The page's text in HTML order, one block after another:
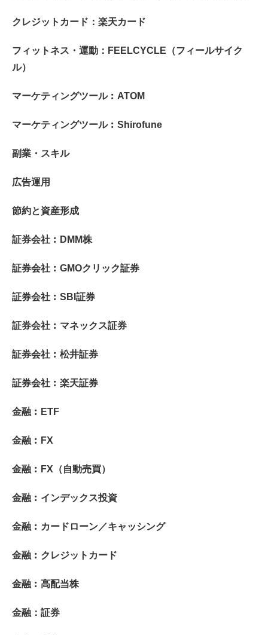
クレジットカード：楽天カード
フィットネス・運動：FEELCYCLE（フィールサイク
ル）
マーケティングツール︰ATOM
マーケティングツール︰Shirofune
副業・スキル
広告運用
節約と資産形成
証券会社︰DMM株
証券会社︰GMOクリック証券
証券会社︰SBI証券
証券会社︰マネックス証券
証券会社︰松井証券
証券会社︰楽天証券
金融︰ETF
金融︰FX
金融︰FX（自動売買）
金融︰インデックス投資
金融︰カードローン／キャッシング
金融︰クレジットカード
金融︰高配当株
金融：証券